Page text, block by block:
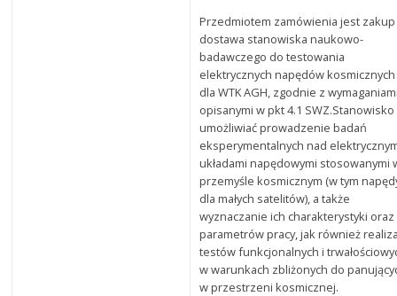
Przedmiotem zamówienia jest
dostawa stanowiska naukowo-
badawczego do testowania
elektrycznych napędów kosmicznych
dla WTK AGH, zgodnie z
opisanymi w pkt 4.1 SWZ.Stanowisko
umożliwiać prowadzenie badań
eksperymentalnych nad
układami napędowymi stosowanymi
przemyśle kosmicznym (w tym
dla małych satelitów), a także
wyznaczanie ich charakterystyki oraz
parametrów pracy, jak również
testów funkcjonalnych i
w warunkach zbliżonych do
w przestrzeni kosmicznej.